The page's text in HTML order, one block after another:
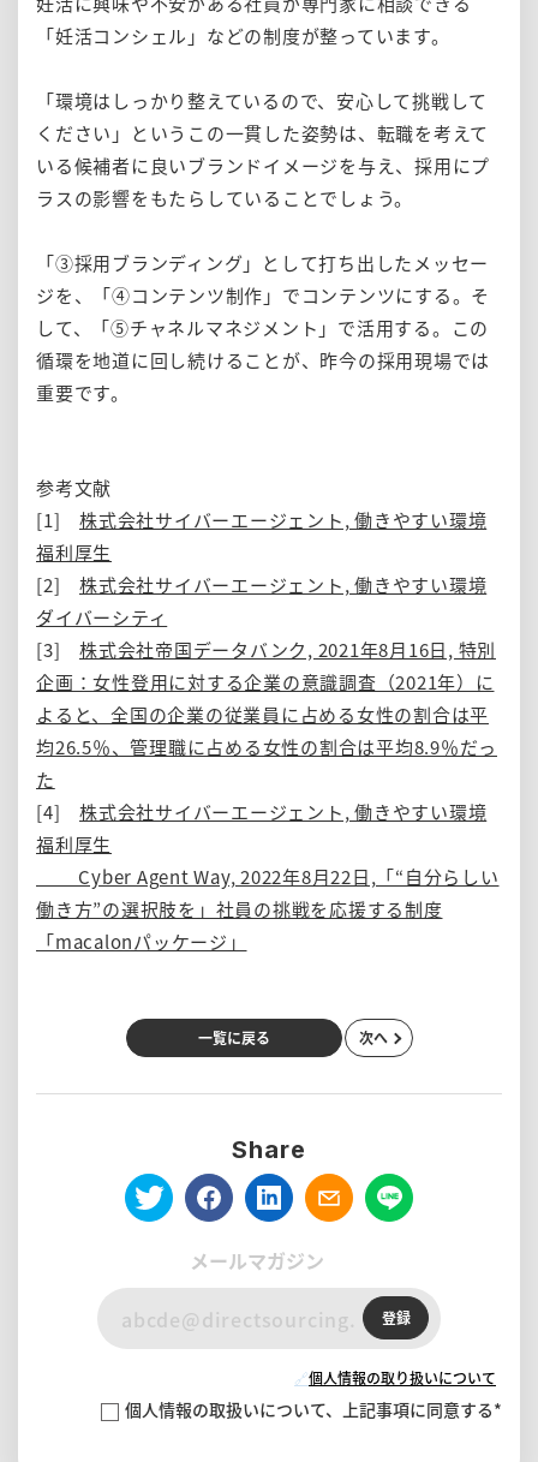
「妊活コンシェル」などの制度が整っています。
「環境はしっかり整えているので、安心して挑戦して
ください」というこの一貫した姿勢は、転職を考えて
いる候補者に良いブランドイメージを与え、採用にプ
ラスの影響をもたらしていることでしょう。
「③採用ブランディング」として打ち出したメッセー
ジを、「④コンテンツ制作」でコンテンツにする。そ
して、「⑤チャネルマネジメント」で活用する。この
循環を地道に回し続けることが、昨今の採用現場では
重要です。
参考文献
[1] 株式会社サイバーエージェント, 働きやすい環境
福利厚生
[2] 株式会社サイバーエージェント, 働きやすい環境
ダイバーシティ
[3] 株式会社帝国データバンク, 2021年8月16日, 特別
企画：女性登用に対する企業の意識調査（2021年）に
よると、全国の企業の従業員に占める女性の割合は平
均26.5％、管理職に占める女性の割合は平均8.9％だっ
た
[4] 株式会社サイバーエージェント, 働きやすい環境
福利厚生
Cyber Agent Way, 2022年8月22日,「“自分らしい
働き方”の選択肢を」社員の挑戦を応援する制度
「macalonパッケージ」
一覧に戻る 次へ
Share
メールマガジン
登録
🔗個人情報の取り扱いについて
個人情報の取扱いについて、上記事項に同意する*